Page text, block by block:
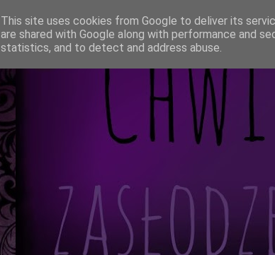
This site uses cookies from Google to deliver its
are shared with Google along with performance and
statistics, and to detect and address abuse.